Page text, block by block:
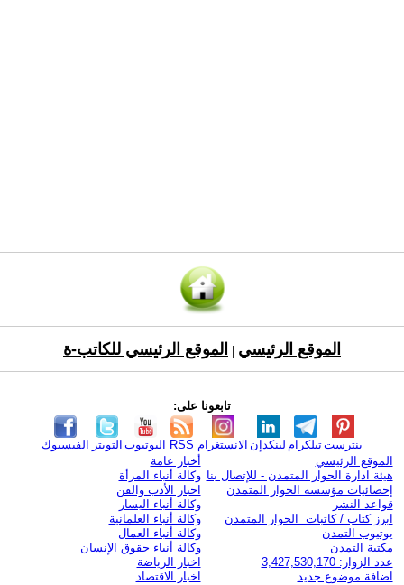
الموقع الرئيسي الموقع الرئيسي للكاتب-ة
تابعونا على:
الفيسبوك التويتر اليوتيوب RSS الانستغرام لينكدإن تيلكرامبنترست
الموقع الرئيسي
هيئة ادارة الحوار المتمدن - للإتصال بنا
إحصائيات مؤسسة الحوار المتمدن
قواعد النشر
ابرز كتاب / كاتبات الحوار المتمدن
يوتيوب التمدن
مكتبة التمدن
عدد الزوار: 3,427,530,170
اضافة موضوع جديد
أخبار عامة
وكالة أنباء المرأة
اخبار الأدب والفن
وكالة أنباء اليسار
وكالة أنباء العلمانية
وكالة أنباء العمال
وكالة أنباء حقوق الإنسان
اخبار الرياضة
اخبار الاقتصاد